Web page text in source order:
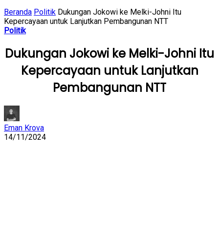
Beranda Politik Dukungan Jokowi ke Melki-Johni Itu
Kepercayaan untuk Lanjutkan Pembangunan NTT
Politik
Dukungan Jokowi ke Melki-Johni Itu
Kepercayaan untuk Lanjutkan
Pembangunan NTT
Eman Krova
14/11/2024